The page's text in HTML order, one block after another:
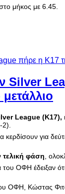
μήκος με 6.45.
Silver
League (Κ17),
κερδίσουν για
τελική φάση ,
του ΟΦΗ έδειξαν
ΟΦΗ, Κώστας